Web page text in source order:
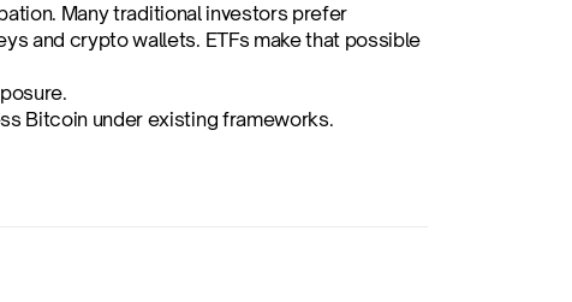
Many traditional investors prefer
and crypto wallets. ETFs make that possible
Bitcoin under existing frameworks.